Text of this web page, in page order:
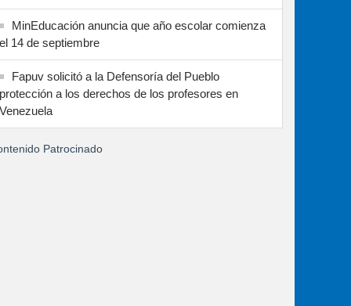
MinEducación anuncia que año escolar comienza
el 14 de septiembre
Fapuv solicitó a la Defensoría del Pueblo
protección a los derechos de los profesores en
Venezuela
Patrocinado